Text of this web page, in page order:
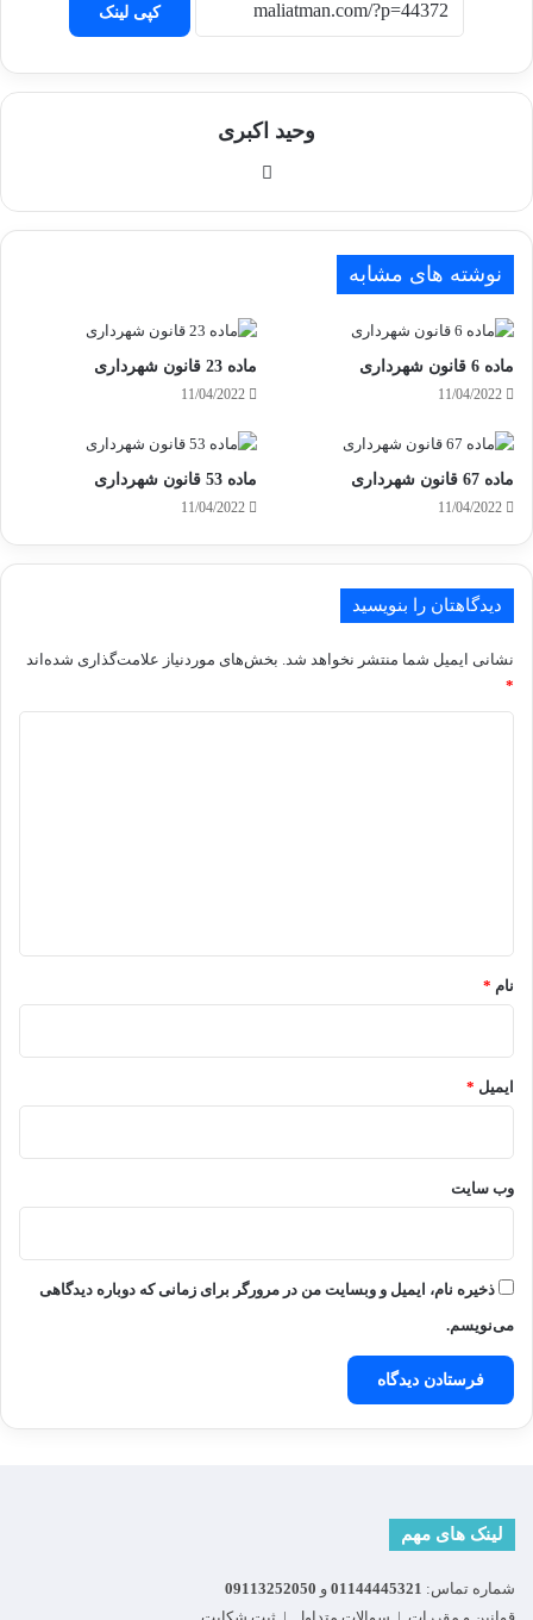
کپی لینک
وحید اکبری
نوشته های مشابه
ماده 6 قانون شهرداری
11/04/2022
ماده 23 قانون شهرداری
11/04/2022
ماده 67 قانون شهرداری
11/04/2022
ماده 53 قانون شهرداری
11/04/2022
دیدگاهتان را بنویسید
نشانی ایمیل شما منتشر نخواهد شد. بخش‌های موردنیاز علامت‌گذاری شده‌اند
*
نام *
ایمیل *
وب‌ سایت
ذخیره نام، ایمیل و وبسایت من در مرورگر برای زمانی که دوباره دیدگاهی
می‌نویسم.
لینک های مهم
شماره تماس: 01144445321 و 09113252050